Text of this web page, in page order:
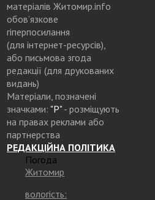
матеріалів Житомир.info
обов’язкове
гіперпосилання
(для інтернет-ресурсів),
або письмова згода
редакції (для друкованих
видань)
Матеріали, позначені
значками: "Р"- розміщують
на правах реклами або
партнерства
РЕДАКЦІЙНА ПОЛІТИКА
Погода
Житомир
вологість: